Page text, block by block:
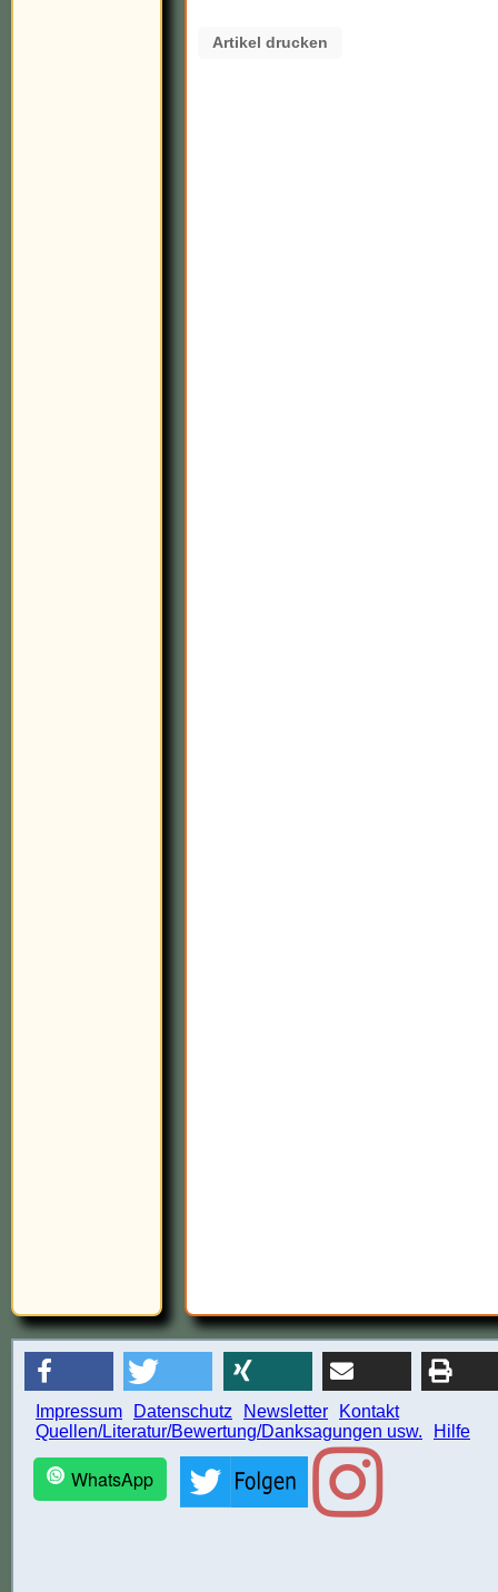
Artikel drucken
Impressum Datenschutz Newsletter
Kontakt
Quellen/Literatur/Bewertung/Danksagungen usw.
Hilfe
WhatsApp